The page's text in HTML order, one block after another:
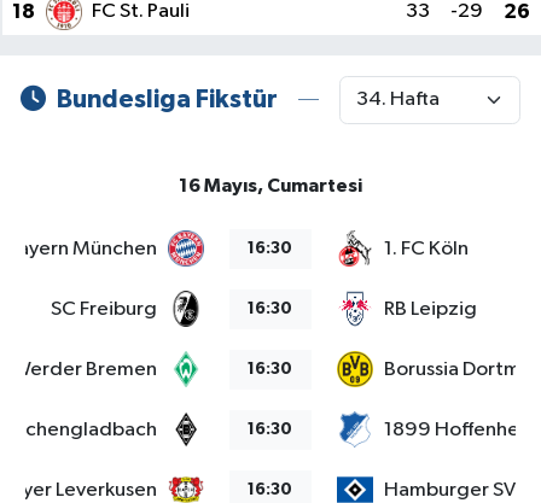
18 FC St. Pauli 33 -29 26
Bundesliga Fikstür
16 Mayıs, Cumartesi
Bayern München 16:30 1. FC Köln
SC Freiburg 16:30 RB Leipzig
Werder Bremen 16:30 Borussia
16:30 1899 Hoffenheim
Bayer Leverkusen 16:30 Hamburger SV